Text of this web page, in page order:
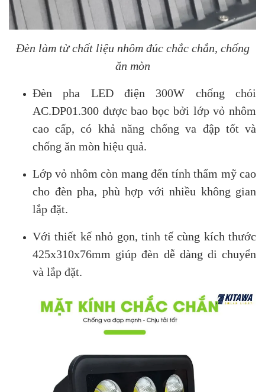
Đèn làm từ chất liệu nhôm đúc chắc chắn, chống
ăn mòn
Đèn pha LED điện 300W chống chói
AC.DP01.300 được bao bọc bởi lớp vỏ nhôm
cao cấp, có khả năng chống va đập tốt và
chống ăn mòn hiệu quả.
Lớp vỏ nhôm còn mang đến tính thẩm mỹ cao
cho đèn pha, phù hợp với nhiều không gian
lắp đặt.
Với thiết kế nhỏ gọn, tinh tế cùng kích thước
425x310x76mm giúp đèn dễ dàng di chuyển
và lắp đặt.